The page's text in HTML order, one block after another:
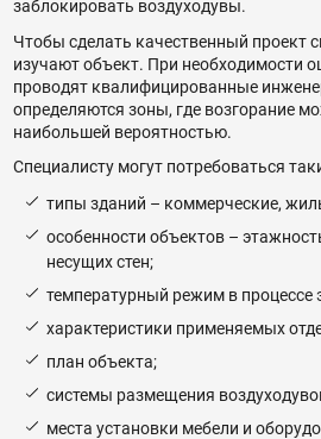
заблокировать воздуходувы.
Чтобы сделать качественный проект
изучают объект. При необходимости
проводят квалифицированные
определяются зоны, где возгорание
наибольшей вероятностью.
Специалисту могут потребоваться
типы зданий – коммерческие,
особенности объектов –
несущих стен;
температурный режим в процессе
характеристики применяемых
план объекта;
системы размещения
места установки мебели и